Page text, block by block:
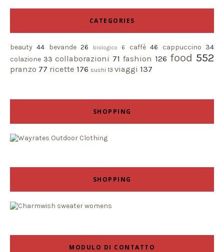
CATEGORIES
beauty 44 bevande 26 biologico 6 caffè 46 cappuccino 34
colazione 33 collaborazioni 71 fashion 126 food 552
pranzo 77 ricette 176 sushi 13 viaggi 137
SHOPPING
SHOPPING
MODULO DI CONTATTO